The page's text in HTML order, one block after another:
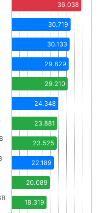
36.038
30.719
30.133
29.829
29.210
24.348
23.881
23.525
22.189
20.089
18.319